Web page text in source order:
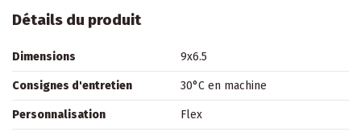
Détails du produit
Dimensions 9x6.5
Consignes d'entretien 30°C en machine
Personnalisation Flex